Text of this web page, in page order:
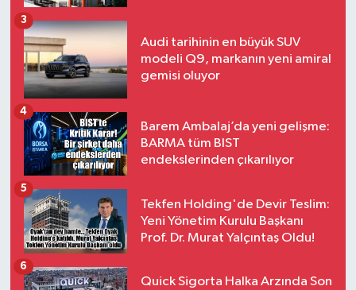
Audi tarihinin en büyük SUV
modeli Q9, markanın yeni amiral
gemisi oluyor
3
Barem Ambalaj’da yeni gelişme:
BARMA tüm BIST
endekslerinden çıkarılıyor
4
Tekfen Holding'de Devir Teslim:
Yeni Yönetim Kurulu Başkanı
Prof. Dr. Murat Yalçıntaş Oldu!
5
Quick Sigorta Halka Arzında Son
6